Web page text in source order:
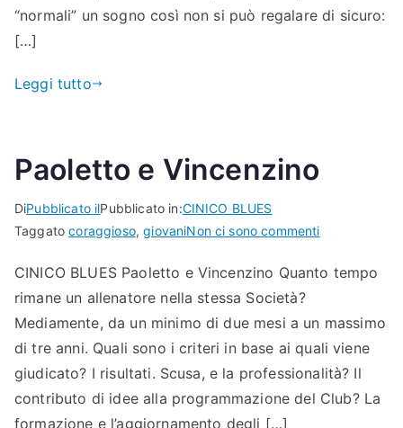
“normali” un sogno così non si può regalare di sicuro:
[…]
Leggi tutto
Paoletto e Vincenzino
DiPubblicato ilPubblicato in:CINICO BLUES
Taggatocoraggioso,giovaniNon ci sono commentiper
e
CINICO BLUES Paoletto e Vincenzino Quanto tempo
rimane un allenatore nella stessa Società?
Mediamente, da un minimo di due mesi a un massimo
di tre anni. Quali sono i criteri in base ai quali viene
giudicato? I risultati. Scusa, e la professionalità? Il
contributo di idee alla programmazione del Club? La
formazione e l’aggiornamento degli […]